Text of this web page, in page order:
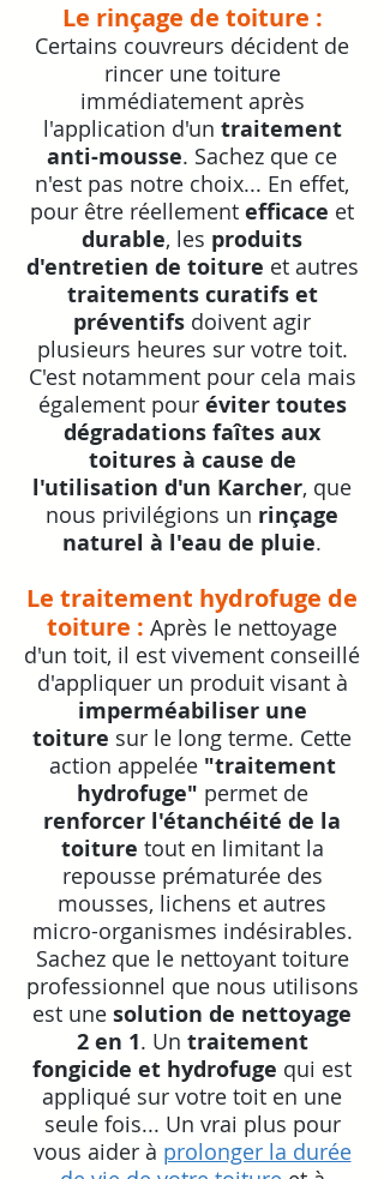
Le rinçage de toiture :
Certains couvreurs décident de
rincer une toiture
immédiatement après
l'application d'un traitement
anti-mousse. Sachez que ce
n'est pas notre choix... En effet,
pour être réellement efficace et
durable, les produits
d'entretien de toiture et autres
traitements curatifs et
préventifs doivent agir
plusieurs heures sur votre toit.
C'est notamment pour cela mais
également pour éviter toutes
dégradations faîtes aux
toitures à cause de
l'utilisation d'un Karcher, que
nous privilégions un rinçage
naturel à l'eau de pluie.
Le traitement hydrofuge de
toiture : Après le nettoyage
d'un toit, il est vivement conseillé
d'appliquer un produit visant à
imperméabiliser une
toiture sur le long terme. Cette
action appelée "traitement
hydrofuge" permet de
renforcer l'étanchéité de la
toiture tout en limitant la
repousse prématurée des
mousses, lichens et autres
micro-organismes indésirables.
Sachez que le nettoyant toiture
professionnel que nous utilisons
est une solution de nettoyage
2 en 1. Un traitement
fongicide et hydrofuge qui est
appliqué sur votre toit en une
seule fois... Un vrai plus pour
vous aider à prolonger la durée